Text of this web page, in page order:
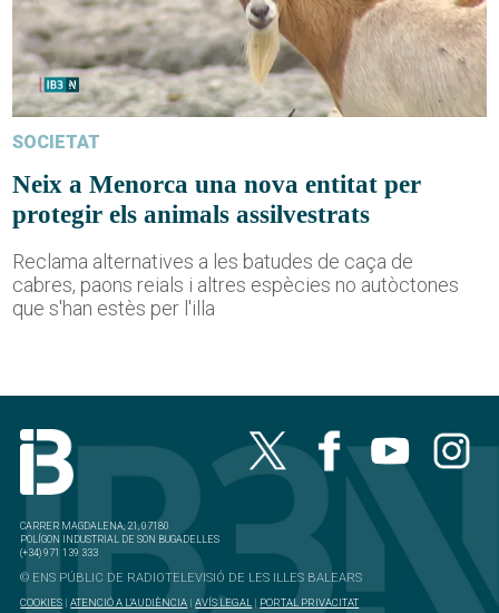
SOCIETAT
Neix a Menorca una nova entitat per
protegir els animals assilvestrats
Reclama alternatives a les batudes de caça de
cabres, paons reials i altres espècies no autòctones
que s'han estès per l'illa
CARRER MAGDALENA, 21, 07180
POLÍGON INDUSTRIAL DE SON BUGADELLES
(+34) 971 139 333
© ENS PÚBLIC DE RADIOTELEVISIÓ DE LES ILLES BALEARS
COOKIES |ATENCIÓ A L'AUDIÈNCIA |AVÍS LEGAL | PORTAL PRIVACITAT